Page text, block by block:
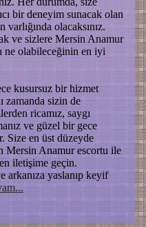
bir deneyim sunacak olan
varlığında olacaksınız.
ve sizlere Mersin Anamur
ne olabileceğinin en iyi
kusursuz bir hizmet
zamanda sizin de
ricamız, saygı
ve güzel bir gece
Size en üst düzeyde
Mersin Anamur escortu ile
iletişime geçin.
yaslanıp keyif